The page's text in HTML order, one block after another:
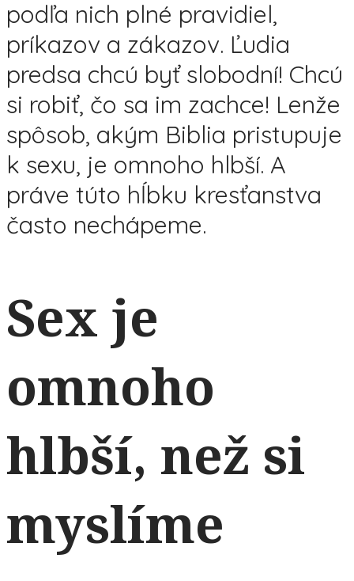
podľa nich plné pravidiel,
príkazov a zákazov. Ľudia
predsa chcú byť slobodní! Chcú
si robiť, čo sa im zachce! Lenže
spôsob, akým Biblia pristupuje
k sexu, je omnoho hlbší. A
práve túto hĺbku kresťanstva
často nechápeme.
Sex je
omnoho
hlbší, než si
myslíme